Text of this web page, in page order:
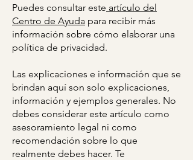
Puedes consultar este artículo del
Centro de Ayuda para recibir más
información sobre cómo elaborar una
política de privacidad.
Las explicaciones e información que se
brindan aquí son solo explicaciones,
información y ejemplos generales. No
debes considerar este artículo como
asesoramiento legal ni como
recomendación sobre lo que
realmente debes hacer. Te